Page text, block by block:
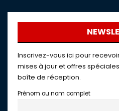
Inscrivez-vous ici pour
mises à jour et offres
boîte de réception.
Prénom ou nom complet